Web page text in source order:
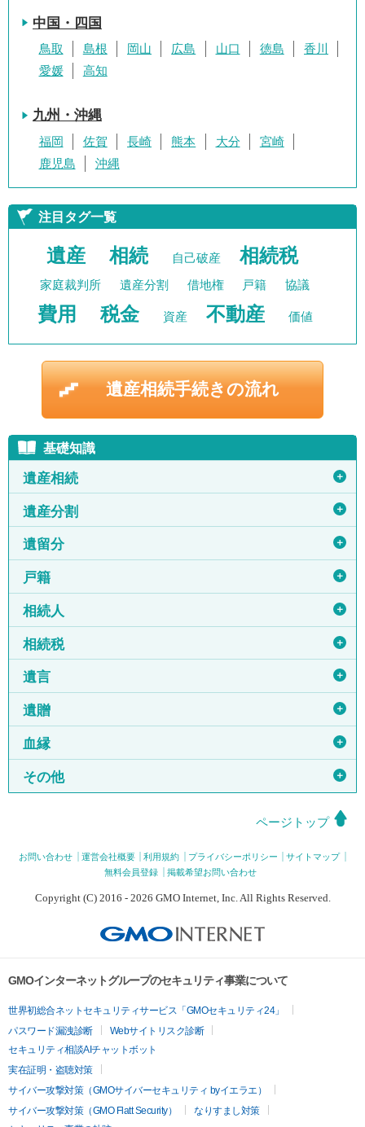
中国・四国
鳥取 島根 岡山 広島 山口 徳島
香川
愛媛
高知
九州・沖縄
福岡 佐賀 長崎 熊本 大分
宮崎
鹿児島
沖縄
注目タグ一覧
遺産 相続 自己破産 相続税
家庭裁判所 遺産分割 借地権 戸籍 協議
費用 税金 資産 不動産 価値
遺産相続手続きの流れ
基礎知識
遺産相続 ＋
遺産分割 ＋
遺留分 ＋
戸籍 ＋
相続人 ＋
相続税 ＋
遺言 ＋
遺贈 ＋
血縁 ＋
その他 ＋
ページトップ
お問い合わせ 運営会社概要 利用規約 プライバシーポリシー
サイトマップ
無料会員登録
掲載希望お問い合わせ
Copyright (C) 2016 - 2026 GMO Internet, Inc. All Rights Reserved.
GMOインターネットグループのセキュリティ事業について
世界初総合ネットセキュリティサービス「GMOセキュリティ24」
パスワード漏洩診断
Webサイトリスク診断
セキュリティ相談AIチャットボット
実在証明・盗聴対策
サイバー攻撃対策（GMOサイバーセキュリティ byイエラエ）
サイバー攻撃対策（GMO Flatt Security）
なりすまし対策